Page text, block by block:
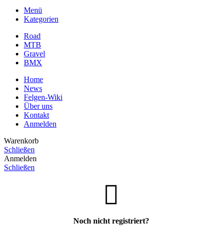
Menü
Kategorien
Road
MTB
Gravel
BMX
Home
News
Felgen-Wiki
Über uns
Kontakt
Anmelden
Warenkorb
Schließen
Anmelden
Schließen
Noch nicht registriert?